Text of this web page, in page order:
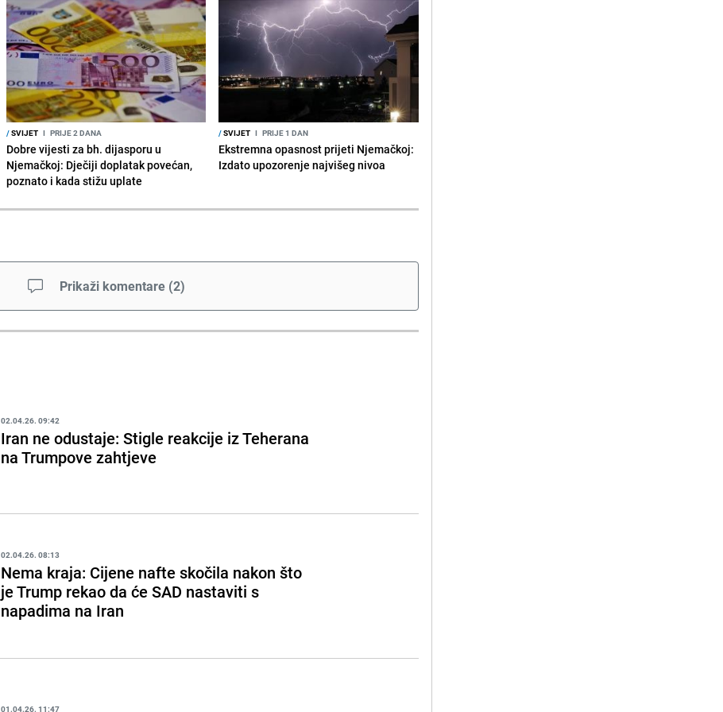
/SVIJET I PRIJE 2 DANA
Dobre vijesti za bh. dijasporu u
Njemačkoj: Dječiji doplatak povećan,
poznato i kada stižu uplate
/SVIJET I PRIJE 1 DAN
Ekstremna opasnost prijeti Njemačkoj:
Izdato upozorenje najvišeg nivoa
Prikaži komentare (2)
02.04.26. 09:42
Iran ne odustaje: Stigle reakcije iz Teherana
na Trumpove zahtjeve
02.04.26. 08:13
Nema kraja: Cijene nafte skočila nakon što
je Trump rekao da će SAD nastaviti s
napadima na Iran
01.04.26. 11:47